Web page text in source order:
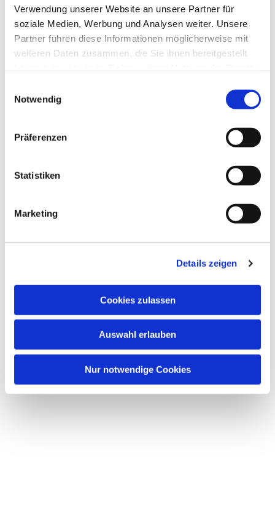
Verwendung unserer Website an unsere Partner für
soziale Medien, Werbung und Analysen weiter. Unsere
Partner führen diese Informationen möglicherweise mit
weiteren Daten zusammen, die Sie ihnen bereitgestellt
Notwendig
Präferenzen
Statistiken
Marketing
Details zeigen
Cookies zulassen
Auswahl erlauben
Nur notwendige Cookies
Treffpunkt am Lego Münster
Dauer ca. 90 Minuten
96750-23